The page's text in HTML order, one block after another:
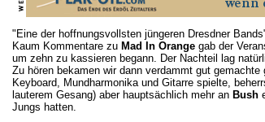
"Eine der hoffnungsvollsten jüngeren Dresdner
Kaum Kommentare zu Mad In Orange gab der
um zehn zu kassieren begann. Der Nachteil lag
Zu hören bekamen wir dann verdammt gut
Keyboard, Mundharmonika und Gitarre spielte,
lauterem Gesang) aber hauptsächlich mehr an Bush
Jungs hatten.